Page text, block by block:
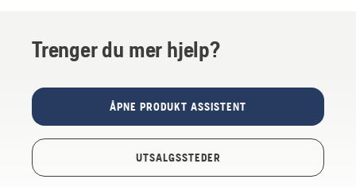
Trenger du mer hjelp?
ÅPNE PRODUKT ASSISTENT
UTSALGSSTEDER